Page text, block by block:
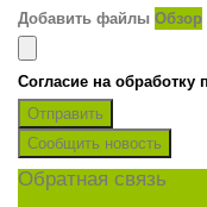
Добавить файлы Обзор
Согласие на
Отправить
Сообщить новость
Обратная связь